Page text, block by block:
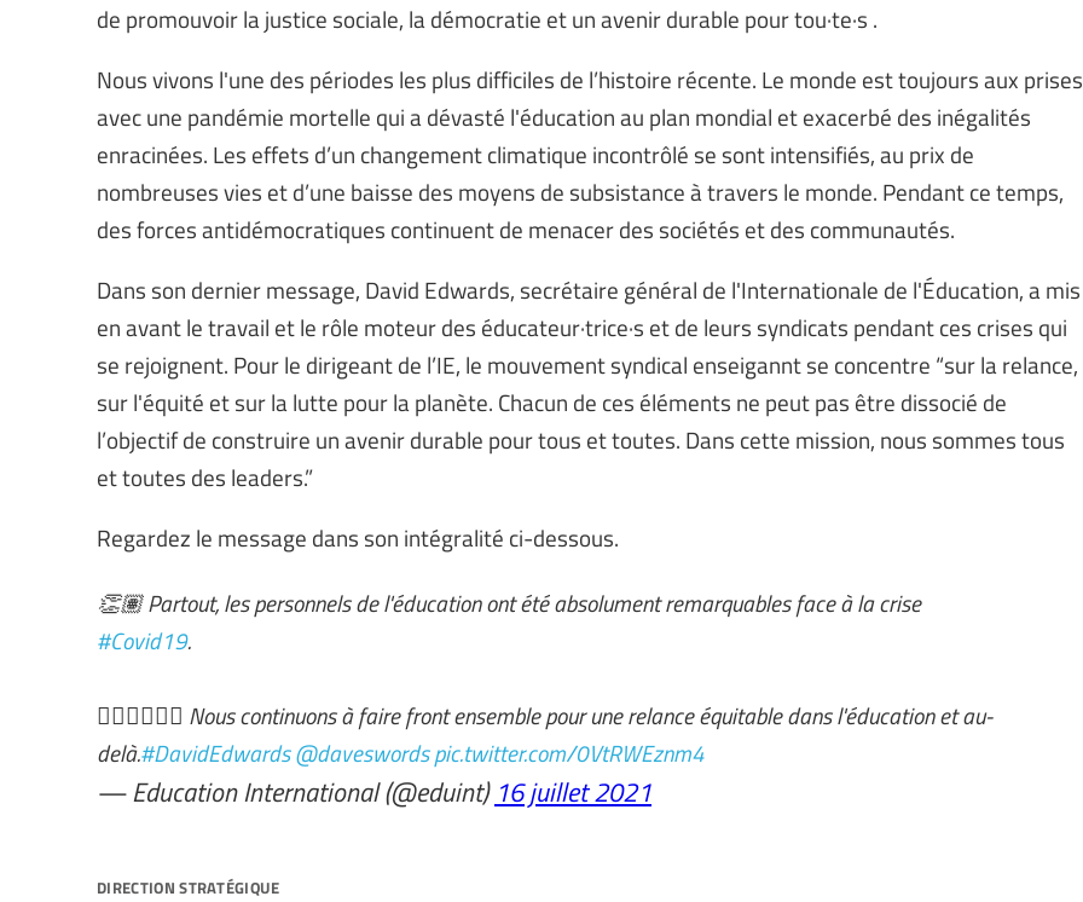
de promouvoir la justice sociale, la démocratie et un avenir durable pour tou·te·s .
Nous vivons l'une des périodes les plus difficiles de l’histoire récente. Le monde est toujours aux prises
avec une pandémie mortelle qui a dévasté l'éducation au plan mondial et exacerbé des inégalités
enracinées. Les effets d’un changement climatique incontrôlé se sont intensifiés, au prix de
nombreuses vies et d’une baisse des moyens de subsistance à travers le monde. Pendant ce temps,
des forces antidémocratiques continuent de menacer des sociétés et des communautés.
Dans son dernier message, David Edwards, secrétaire général de l'Internationale de l'Éducation, a mis
en avant le travail et le rôle moteur des éducateur·trice·s et de leurs syndicats pendant ces crises qui
se rejoignent. Pour le dirigeant de l’IE, le mouvement syndical enseigannt se concentre “sur la relance,
sur l'équité et sur la lutte pour la planète. Chacun de ces éléments ne peut pas être dissocié de
l’objectif de construire un avenir durable pour tous et toutes. Dans cette mission, nous sommes tous
et toutes des leaders.”
Regardez le message dans son intégralité ci-dessous.
👏🏽 Partout, les personnels de l'éducation ont été absolument remarquables face à la crise
#Covid19.
✊🏽✊🏿✊🏼 Nous continuons à faire front ensemble pour une relance équitable dans l'éducation et au-
delà.#DavidEdwards@daveswordspic.twitter.com/0VtRWEznm4
— Education International (@eduint) 16 juillet 2021
direction stratégique